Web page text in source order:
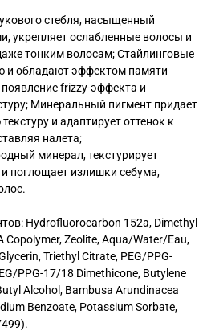
стебля, насыщенный
укрепляет ослабленные волосы и
тонким волосам; Стайлинговые
и обладают эффектом памяти
frizzy-эффекта и
Минеральный пигмент придает
и адаптирует оттенок к
налета;
минерал, текстурирует
поглощает излишки себума,
Hydrofluorocarbon 152a, Dimethyl
Copolymer, Zeolite, Aqua/Water/Eau,
Triethyl Citrate, PEG/PPG-
PPG-17/18 Dimethicone, Butylene
Alcohol, Bambusa Arundinacea
Benzoate, Potassium Sorbate,